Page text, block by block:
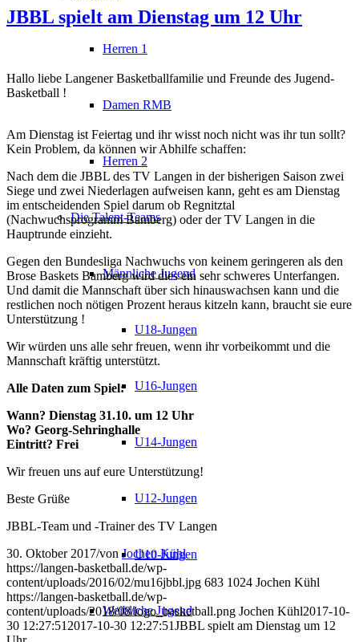
Herren 1
Damen RMB
Herren 2
Die Talent-Teams
Männliche Jugend
U18-Jungen
U16-Jungen
U14-Jungen
U12-Jungen
U10-Jungen
Weibliche Jugend
JBBL spielt am Dienstag um 12 Uhr
Hallo liebe Langener Basketballfamilie und Freunde des Jugend-
Basketball !
Am Dienstag ist Feiertag und ihr wisst noch nicht was ihr tun sollt?
Kein Problem, da können wir Abhilfe schaffen:
Nach dem die JBBL des TV Langen in der bisherigen Saison zwei
Siege und zwei Niederlagen aufweisen kann, geht es am Dienstag
im entscheidenden Spiel darum ob Regnitztal
(NachwuchsprogrammBamberg) oder der TV Langen in die
Hauptrunde einzieht.
Gegen den Bundesliga Nachwuchs von keinem geringeren als den
Brose Baskets Bambergwird dies ein sehr schweres Unterfangen.
Und damit die Mannschaft über sich hinauswachsen kann und die
restlichen noch nötigen Prozent heraus kitzeln kann, braucht sie eure
Unterstützung !
Wir würden uns alle sehr freuen, wenn ihr vorbeikommt und die
Mannschaft kräftig unterstützt.
Alle Daten zum Spiel:
Wann? Dienstag 31.10. um 12 Uhr
Wo? Georg-Sehringhalle
Eintritt? Frei
Wir freuen uns auf eure Unterstützung!
Beste Grüße
JBBL-Team und -Trainer des TV Langen
30. Oktober 2017/von Jochen Kühl
https://langen-basketball.de/wp-
content/uploads/2016/02/mu16jbbl.jpg 683 1024 Jochen Kühl
https://langen-basketball.de/wp-
content/uploads/2018/08/logo_basketball.png Jochen Kühl2017-10-
30 12:27:51 2017-10-30 12:27:51JBBL spielt am Dienstag um 12